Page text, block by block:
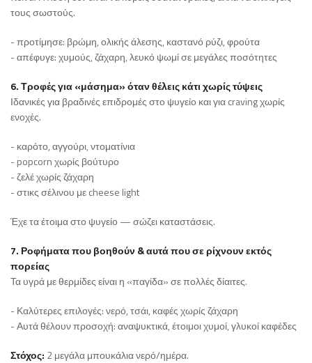
τους σωστούς.
- προτίμησε: βρώμη, ολικής άλεσης, καστανό ρύζι, φρούτα
- απέφυγε: χυμούς, ζάχαρη, λευκό ψωμί σε μεγάλες ποσότητες
6. Τροφές για «μάσημα» όταν θέλεις κάτι χωρίς τύψεις
Ιδανικές για βραδινές επιδρομές στο ψυγείο και για craving χωρίς
ενοχές.
- καρότο, αγγούρι, ντοματίνια
- popcorn χωρίς βούτυρο
- ζελέ χωρίς ζάχαρη
- στικς σέλινου με cheese light
Έχε τα έτοιμα στο ψυγείο — σώζει καταστάσεις.
7. Ροφήματα που βοηθούν & αυτά που σε ρίχνουν εκτός
πορείας
Τα υγρά με θερμίδες είναι η «παγίδα» σε πολλές δίαιτες.
- Καλύτερες επιλογές: νερό, τσάι, καφές χωρίς ζάχαρη
- Αυτά θέλουν προσοχή: αναψυκτικά, έτοιμοι χυμοί, γλυκοί καφέδες
Στόχος: 2 μεγάλα μπουκάλια νερό/ημέρα.